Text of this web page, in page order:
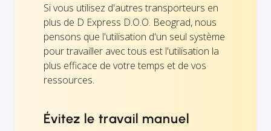
Si vous utilisez d'autres transporteurs en
plus de D Express D.O.O. Beograd, nous
pensons que l'utilisation d'un seul système
pour travailler avec tous est l'utilisation la
plus efficace de votre temps et de vos
ressources.
Évitez le travail manuel